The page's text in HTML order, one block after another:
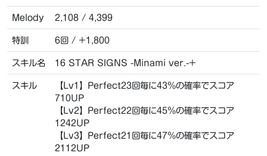
Melody 2,108 / 4,399
特訓 6回 / +1,800
スキル名 16 STAR SIGNS -Minami ver.-+
スキル
【Lv1】Perfect23回毎に43％の確率でスコア
710UP
【Lv2】Perfect22回毎に45％の確率でスコア
1242UP
【Lv3】Perfect21回毎に47％の確率でスコア
2112UP